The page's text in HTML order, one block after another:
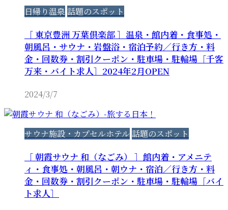
日帰り温泉 話題のスポット
［ 東京豊洲 万葉倶楽部 ］温泉・館内着・食事処・
朝風呂・サウナ・岩盤浴・宿泊予約／行き方・料
金・回数券・割引クーポン・駐車場・駐輪場［千客
万来・バイト求人］2024年2月OPEN
2024/3/7
サウナ施設・カプセルホテル 話題のスポット
［ 朝霞サウナ 和（なごみ） ］館内着・アメニテ
ィ・食事処・朝風呂・朝ウナ・宿泊／行き方・料
金・回数券・割引クーポン・駐車場・駐輪場［バイ
ト求人］